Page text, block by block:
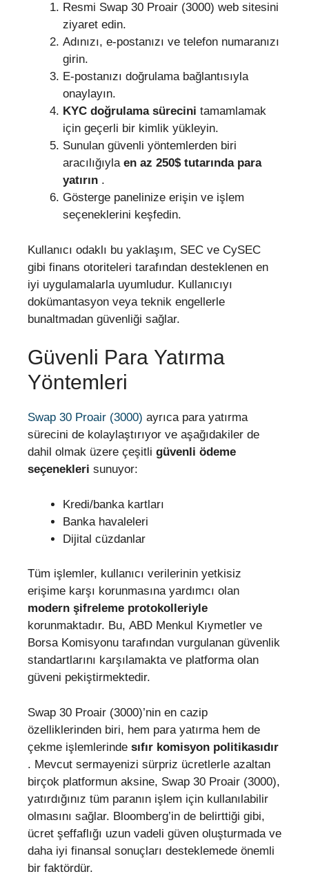
Resmi Swap 30 Proair (3000) web sitesini
ziyaret edin.
Adınızı, e-postanızı ve telefon numaranızı
girin.
E-postanızı doğrulama bağlantısıyla
onaylayın.
KYC doğrulama sürecini tamamlamak
için geçerli bir kimlik yükleyin.
Sunulan güvenli yöntemlerden biri
aracılığıyla en az 250$ tutarında para
yatırın .
Gösterge panelinize erişin ve işlem
seçeneklerini keşfedin.
Kullanıcı odaklı bu yaklaşım, SEC ve CySEC
gibi finans otoriteleri tarafından desteklenen en
iyi uygulamalarla uyumludur. Kullanıcıyı
dokümantasyon veya teknik engellerle
bunaltmadan güvenliği sağlar.
Güvenli Para Yatırma
Yöntemleri
Swap 30 Proair (3000) ayrıca para yatırma
sürecini de kolaylaştırıyor ve aşağıdakiler de
dahil olmak üzere çeşitli güvenli ödeme
seçenekleri sunuyor:
Kredi/banka kartları
Banka havaleleri
Dijital cüzdanlar
Tüm işlemler, kullanıcı verilerinin yetkisiz
erişime karşı korunmasına yardımcı olan
modern şifreleme protokolleriyle
korunmaktadır. Bu, ABD Menkul Kıymetler ve
Borsa Komisyonu tarafından vurgulanan güvenlik
standartlarını karşılamakta ve platforma olan
güveni pekiştirmektedir.
Swap 30 Proair (3000)’nin en cazip
özelliklerinden biri, hem para yatırma hem de
çekme işlemlerinde sıfır komisyon politikasıdır
. Mevcut sermayenizi sürpriz ücretlerle azaltan
birçok platformun aksine, Swap 30 Proair (3000),
yatırdığınız tüm paranın işlem için kullanılabilir
olmasını sağlar. Bloomberg’in de belirttiği gibi,
ücret şeffaflığı uzun vadeli güven oluşturmada ve
daha iyi finansal sonuçları desteklemede önemli
bir faktördür.